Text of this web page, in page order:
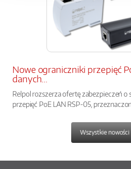
Nowe ograniczniki przepięć
danych...
Relpol rozszerza ofertę zabezpieczeń o
przepięć PoE LAN RSP-05,
Wszystkie nowości